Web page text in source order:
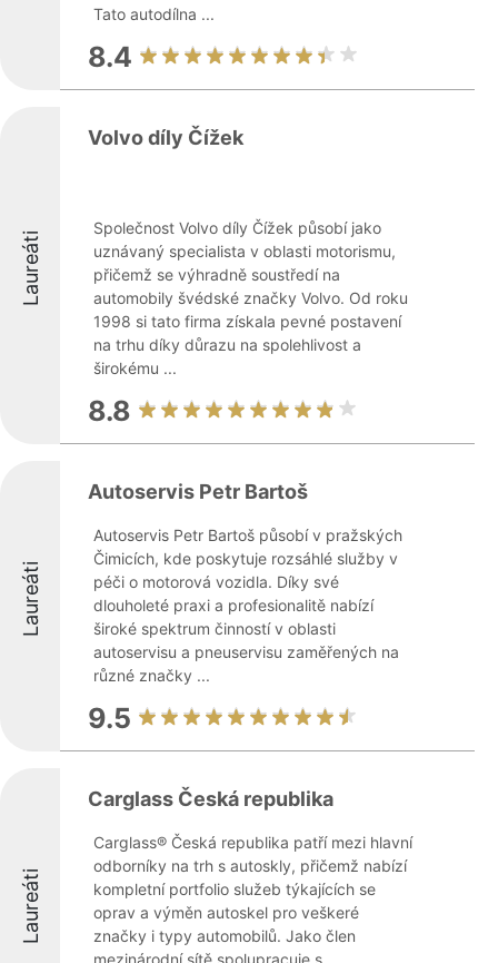
Tato autodílna ...
8.4
Laureáti
Volvo díly Čížek
Společnost Volvo díly Čížek působí jako
uznávaný specialista v oblasti motorismu,
přičemž se výhradně soustředí na
automobily švédské značky Volvo. Od roku
1998 si tato firma získala pevné postavení
na trhu díky důrazu na spolehlivost a
širokému ...
8.8
Laureáti
Autoservis Petr Bartoš
Autoservis Petr Bartoš působí v pražských
Čimicích, kde poskytuje rozsáhlé služby v
péči o motorová vozidla. Díky své
dlouholeté praxi a profesionalitě nabízí
široké spektrum činností v oblasti
autoservisu a pneuservisu zaměřených na
různé značky ...
9.5
Laureáti
Carglass Česká republika
Carglass® Česká republika patří mezi hlavní
odborníky na trh s autoskly, přičemž nabízí
kompletní portfolio služeb týkajících se
oprav a výměn autoskel pro veškeré
značky i typy automobilů. Jako člen
mezinárodní sítě spolupracuje s